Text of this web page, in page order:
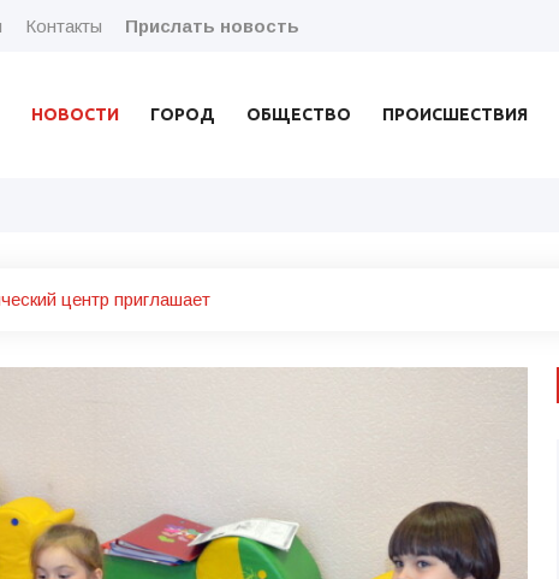
Контакты Прислать новость
НОВОСТИ ГОРОД ОБЩЕСТВО ПРОИСШЕСТВИЯ
центр приглашает